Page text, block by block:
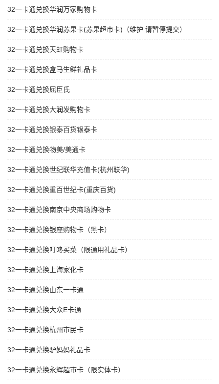
32一卡通兑换华润万家购物卡
32一卡通兑换华润苏果卡(苏果超市卡)（维护 请暂停提交）
32一卡通兑换天虹购物卡
32一卡通兑换盒马生鲜礼品卡
32一卡通兑换屈臣氏
32一卡通兑换大润发购物卡
32一卡通兑换银泰百货银泰卡
32一卡通兑换物美/美通卡
32一卡通兑换世纪联华充值卡(杭州联华)
32一卡通兑换重百世纪卡(重庆百货)
32一卡通兑换南京中央商场购物卡
32一卡通兑换银座购物卡（黑卡）
32一卡通兑换叮咚买菜（限通用礼品卡）
32一卡通兑换上海家化卡
32一卡通兑换山东一卡通
32一卡通兑换大众E卡通
32一卡通兑换杭州市民卡
32一卡通兑换驴妈妈礼品卡
32一卡通兑换永辉超市卡（限实体卡）